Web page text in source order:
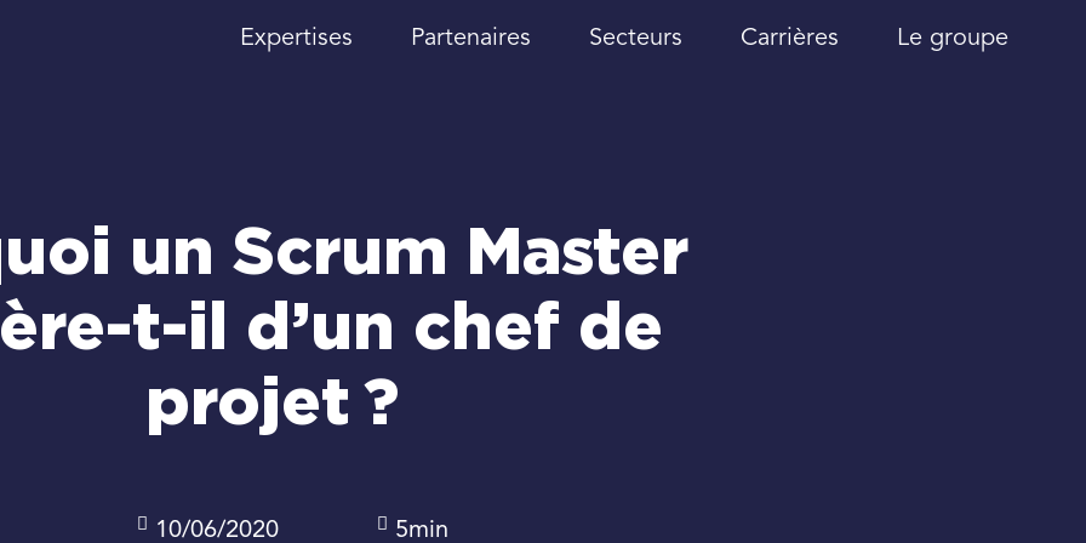
Expertises Partenaires Secteurs Carrières Le groupe
un Scrum Master
t-il d’un chef de
projet ?
10/06/2020 5min